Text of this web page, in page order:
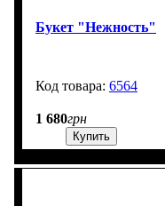
Букет "Нежность"
6564
1 680грн
Купить